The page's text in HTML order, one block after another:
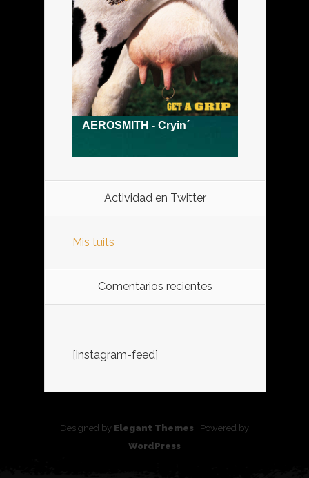
Actividad en Twitter
Mis tuits
Comentarios recientes
[instagram-feed]
Designed by Elegant Themes | Powered by
WordPress